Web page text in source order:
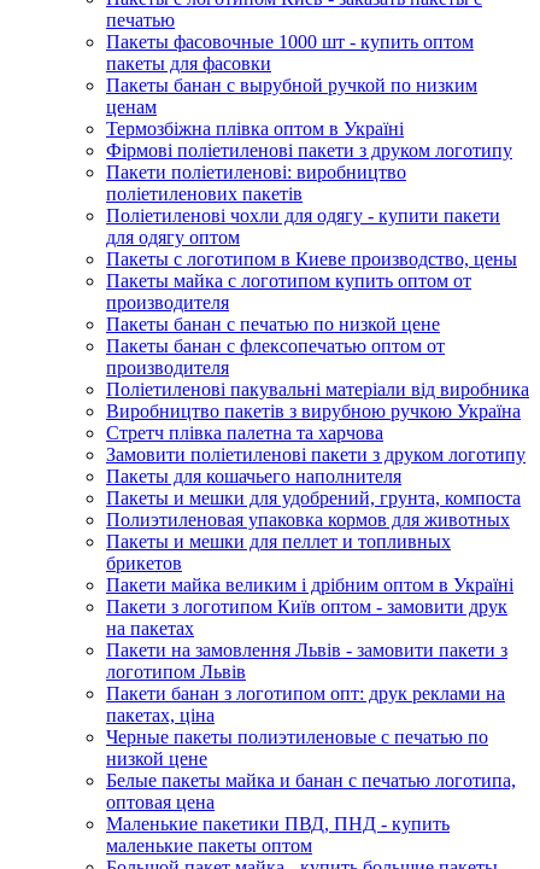
печатью
Пакеты фасовочные 1000 шт - купить оптом
пакеты для фасовки
Пакеты банан с вырубной ручкой по низким
ценам
Термозбіжна плівка оптом в Україні
Фірмові поліетиленові пакети з друком логотипу
Пакети поліетиленові: виробництво
поліетиленових пакетів
Поліетиленові чохли для одягу - купити пакети
для одягу оптом
Пакеты с логотипом в Киеве производство, цены
Пакеты майка с логотипом купить оптом от
производителя
Пакеты банан с печатью по низкой цене
Пакеты банан с флексопечатью оптом от
производителя
Поліетиленові пакувальні матеріали від виробника
Виробництво пакетів з вирубною ручкою Україна
Стретч плівка палетна та харчова
Замовити поліетиленові пакети з друком логотипу
Пакеты для кошачьего наполнителя
Пакеты и мешки для удобрений, грунта, компоста
Полиэтиленовая упаковка кормов для животных
Пакеты и мешки для пеллет и топливных
брикетов
Пакети майка великим і дрібним оптом в Україні
Пакети з логотипом Київ оптом - замовити друк
на пакетах
Пакети на замовлення Львів - замовити пакети з
логотипом Львів
Пакети банан з логотипом опт: друк реклами на
пакетах, ціна
Черные пакеты полиэтиленовые с печатью по
низкой цене
Белые пакеты майка и банан с печатью логотипа,
оптовая цена
Маленькие пакетики ПВД, ПНД - купить
маленькие пакеты оптом